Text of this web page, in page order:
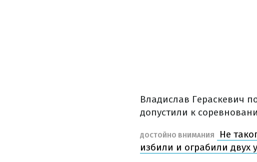
Владислав Гераскевич
допустили к
ДОСТОЙНО ВНИМАНИЯ
Не
избили и ограбили двух